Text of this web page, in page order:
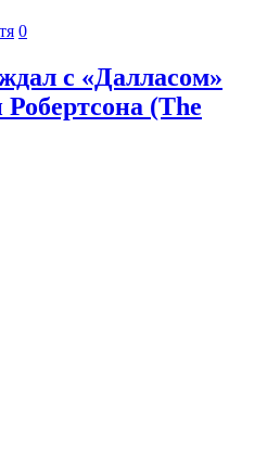
0
с «Далласом»
(The